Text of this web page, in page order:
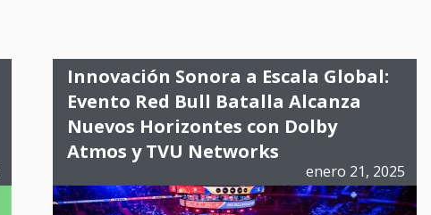
Innovación Sonora a Escala Global:
Evento Red Bull Batalla Alcanza
Nuevos Horizontes con Dolby
Atmos y TVU Networks
enero 21, 2025